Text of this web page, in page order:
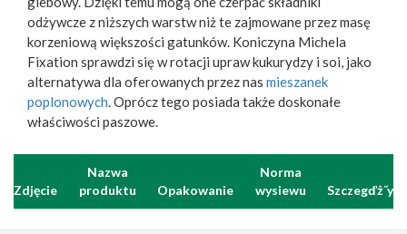
odżywcze z niższych warstw niż te zajmowane przez masę
korzeniową większości gatunków. Koniczyna Michela
Fixation sprawdzi się w rotacji upraw kukurydzy i soi, jako
alternatywa dla oferowanych przez nas mieszanek
poplonowych. Oprócz tego posiada także doskonałe
właściwości paszowe.
Zdjęcie
Nazwa
produktu
Opakowanie
Norma
wysiewu
Szczegďż˝y